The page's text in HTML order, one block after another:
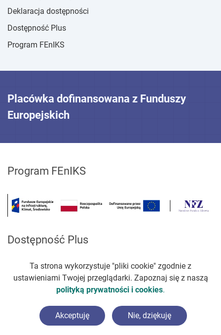
Deklaracja dostępności
Dostępność Plus
Program FEnIKS
Placówka dofinansowana z Funduszy
Europejskich
Program FEnIKS
Dostępność Plus
PSPL Nowak&Nowak sp. z o.o. Wszelkie prawa zasteżone.
Ta strona wykorzystuje "pliki cookie" zgodnie z
ustawieniami Twojej przeglądarki. Zapoznaj się z naszą
polityką prywatności i cookies.
Akceptuję Nie, dziękuję